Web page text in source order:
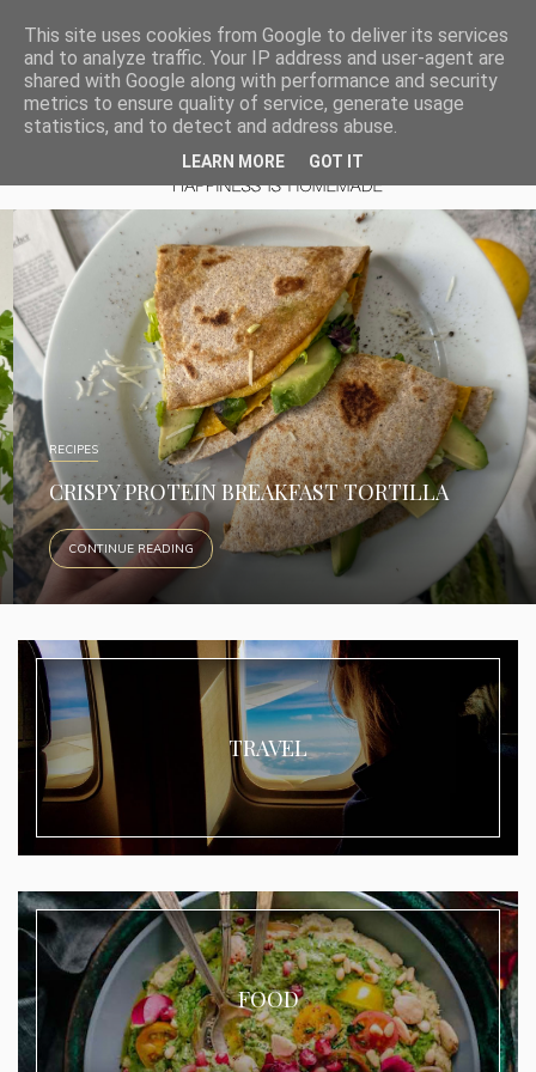
RECIPES
CRISPY PROTEIN BREAKFAST TORTILLA
CONTINUE READING
TRAVEL
FOOD
This site uses cookies from Google to deliver its services
and to analyze traffic. Your IP address and user-agent are
shared with Google along with performance and security
metrics to ensure quality of service, generate usage
statistics, and to detect and address abuse.
LEARN MORE GOT IT